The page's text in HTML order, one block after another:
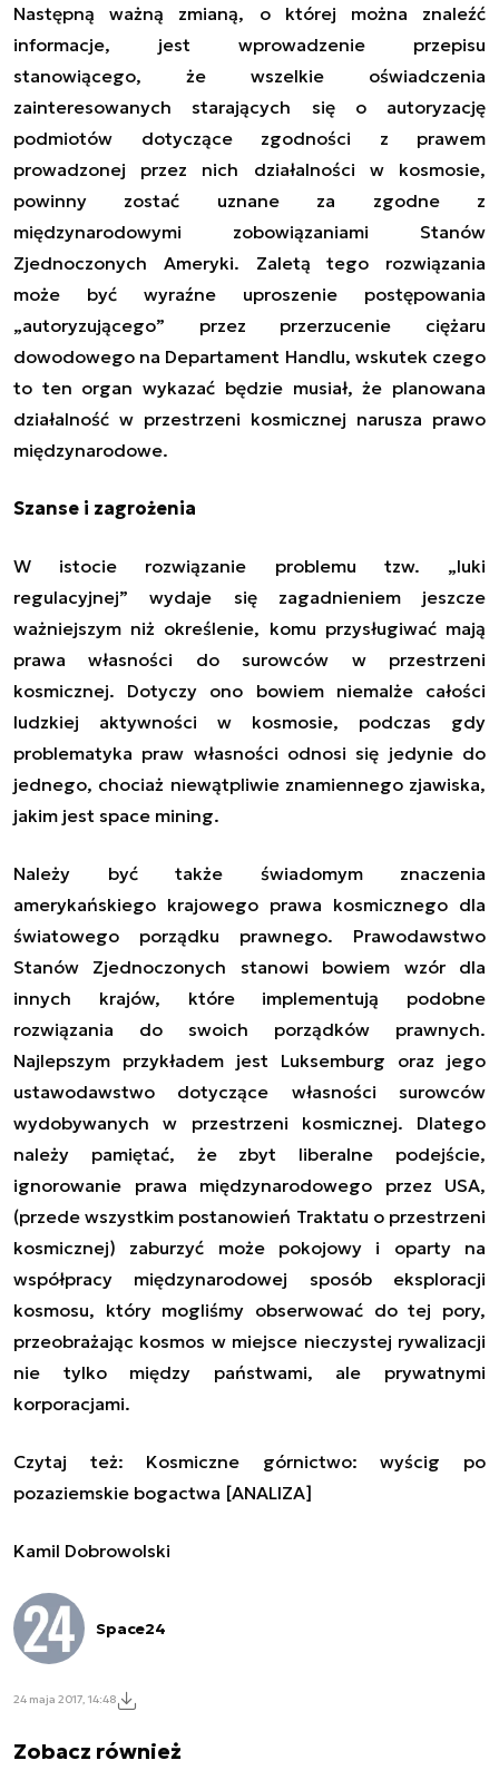
Następną ważną zmianą, o której można znaleźć
informacje, jest wprowadzenie przepisu
stanowiącego, że wszelkie oświadczenia
zainteresowanych starających się o autoryzację
podmiotów dotyczące zgodności z prawem
prowadzonej przez nich działalności w kosmosie,
powinny zostać uznane za zgodne z
międzynarodowymi zobowiązaniami Stanów
Zjednoczonych Ameryki. Zaletą tego rozwiązania
może być wyraźne uproszenie postępowania
„autoryzującego” przez przerzucenie ciężaru
dowodowego na Departament Handlu, wskutek czego
to ten organ wykazać będzie musiał, że planowana
działalność w przestrzeni kosmicznej narusza prawo
międzynarodowe.
Szanse i zagrożenia
W istocie rozwiązanie problemu tzw. „luki
regulacyjnej” wydaje się zagadnieniem jeszcze
ważniejszym niż określenie, komu przysługiwać mają
prawa własności do surowców w przestrzeni
kosmicznej. Dotyczy ono bowiem niemalże całości
ludzkiej aktywności w kosmosie, podczas gdy
problematyka praw własności odnosi się jedynie do
jednego, chociaż niewątpliwie znamiennego zjawiska,
jakim jest space mining.
Należy być także świadomym znaczenia
amerykańskiego krajowego prawa kosmicznego dla
światowego porządku prawnego. Prawodawstwo
Stanów Zjednoczonych stanowi bowiem wzór dla
innych krajów, które implementują podobne
rozwiązania do swoich porządków prawnych.
Najlepszym przykładem jest Luksemburg oraz jego
ustawodawstwo dotyczące własności surowców
wydobywanych w przestrzeni kosmicznej. Dlatego
należy pamiętać, że zbyt liberalne podejście,
ignorowanie prawa międzynarodowego przez USA,
(przede wszystkim postanowień Traktatu o przestrzeni
kosmicznej) zaburzyć może pokojowy i oparty na
współpracy międzynarodowej sposób eksploracji
kosmosu, który mogliśmy obserwować do tej pory,
przeobrażając kosmos w miejsce nieczystej rywalizacji
nie tylko między państwami, ale prywatnymi
korporacjami.
Czytaj też: Kosmiczne górnictwo: wyścig po
pozaziemskie bogactwa [ANALIZA]
Kamil Dobrowolski
Space24
24 maja 2017, 14:48
Zobacz również